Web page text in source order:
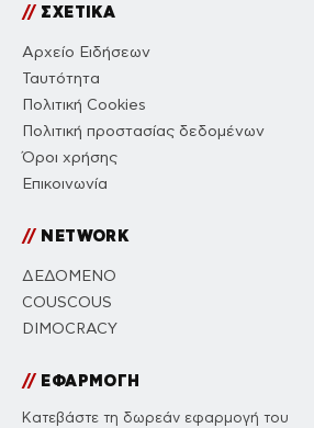
//ΣΧΕΤΙΚΑ
Αρχείο Ειδήσεων
Ταυτότητα
Πολιτική Cookies
Πολιτική προστασίας δεδομένων
Όροι χρήσης
Επικοινωνία
//NETWORK
ΔΕΔΟΜΕΝΟ
COUSCOUS
DIMOCRACY
//ΕΦΑΡΜΟΓΗ
Κατεβάστε τη δωρεάν εφαρμογή του